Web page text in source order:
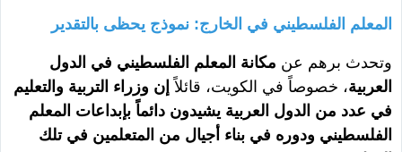
المعلم الفلسطيني في الخارج: نموذج يحظى بالتقدير
وتحدث برهم عن مكانة المعلم الفلسطيني في الدول
العربية، خصوصاً في الكويت، قائلاًإن وزراء التربية والتعليم
في عدد من الدول العربية يشيدون دائماً بإبداعات المعلم
الفلسطيني ودوره في بناء أجيال من المتعلمين في تلك